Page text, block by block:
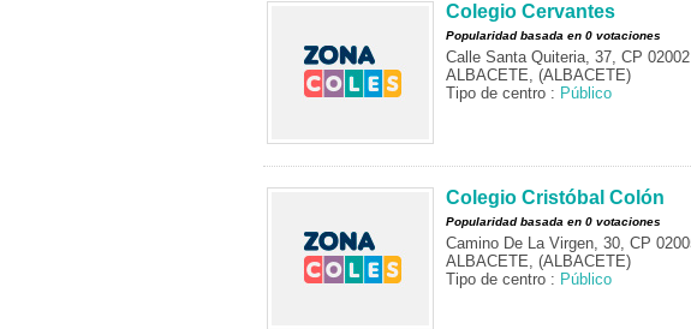
Colegio Cervantes
Popularidad basada en 0 votaciones
Calle Santa Quiteria, 37, CP 02002
ALBACETE, (ALBACETE)
Tipo de centro : Público
Colegio Cristóbal Colón
Popularidad basada en 0 votaciones
Camino De La Virgen, 30, CP
ALBACETE, (ALBACETE)
Tipo de centro : Público